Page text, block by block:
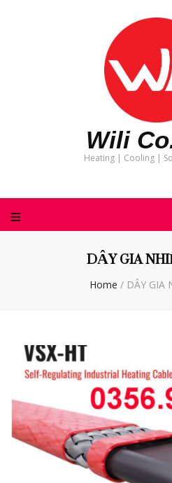
Wili
Heating | Cooling |
DÂY GIA
Home / DÂY GIA